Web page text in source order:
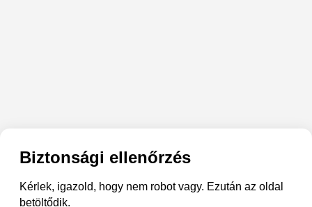
Biztonsági ellenőrzés
Kérlek, igazold, hogy nem robot vagy. Ezután az oldal
betöltődik.